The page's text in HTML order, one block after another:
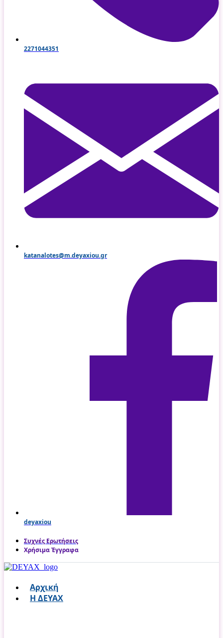
2271044351
katanalotes@m.deyaxiou.gr
deyaxiou
Συχνές Ερωτήσεις
Χρήσιμα Έγγραφα
Αρχική
Η ΔΕΥΑΧ